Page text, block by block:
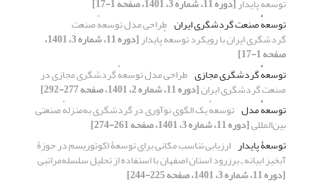
توسعهٔ صنعت گردشگری ایران طراحی مدل توسعهٔ صنعت
گردشگری ایران با رویکرد توسعهٔ پایدار [دوره 11، شماره 3، 1401،
صفحه 1-17]
توسعهٔ گردشگری مجازی طراحی مدل توسعهٔ گردشگری مجازی در
صنعت گردشگری ایران[دوره 11، شماره 2، 1401، صفحه 277-292]
توسعهٔ مدل توسعهٔ یک الگوی نوآوری در گردشگری به‌منزلهٔ صنعتی
بین‌المللی[دوره 11، شماره 3، 1401، صفحه 261-274]
توسعۀ پایدار ارزیابی تناسب مکانی برای توسعۀ اکوتوریسم در حوزۀ
آبخیز ابیانه ـ برزرود استان اصفهان با استفاده از تحلیل سلسله‏‌مراتبی
[دوره 11، شماره 3، 1401، صفحه 225-244]